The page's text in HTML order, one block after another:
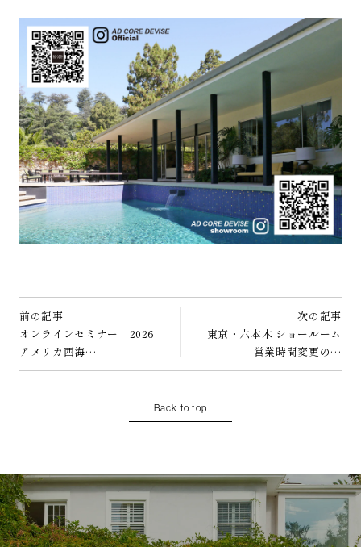
前の記事
オンラインセミナー 2026
アメリカ西海…
次の記事
東京・六本木 ショールーム
営業時間変更の…
Back to top